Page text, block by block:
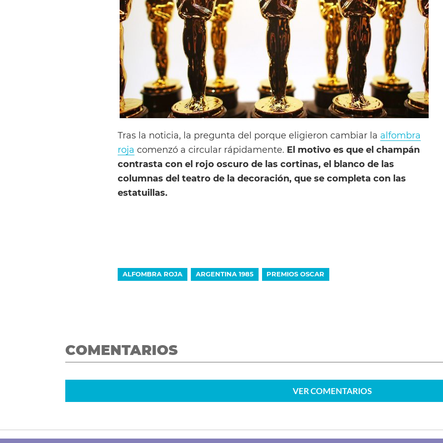
Tras la noticia, la pregunta del porque eligieron cambiar la alfombra
roja comenzó a circular rápidamente. El motivo es que el champán
contrasta con el rojo oscuro de las cortinas, el blanco de las
columnas del teatro de la decoración, que se completa con las
estatuillas.
ALFOMBRA ROJA ARGENTINA 1985 PREMIOS OSCAR
COMENTARIOS
VERCOMENTARIOS